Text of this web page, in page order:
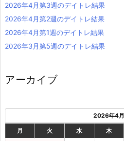
2026年4月第3週のデイトレ結果
2026年4月第2週のデイトレ結果
2026年4月第1週のデイトレ結果
2026年3月第5週のデイトレ結果
アーカイブ
2026年4月
月 火 水 木